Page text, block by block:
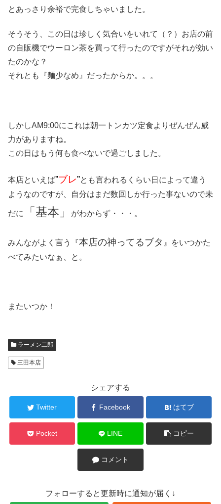
とあっさり余裕で完食しちゃいました。
そうそう、この日は珍しく気合いをいれて（？）お店の前
の自販機でウーロン茶を買って行ったのですがそれが効い
たのかな？
それとも『麺少なめ』だったからか。。。
しかしAM9:00にこれは朝一トンカツ定食よりぜんぜん威
力がありますね。
この日はもう何も食べないで過ごしました。
本店といえば”ブレ”とも言われるくらい日によって違う
ようなのですが、自分はまだ数回しか行った事ないので未
だに 「基本」 がわからず・・・。
みんながよく言う『本店の神ってるブタ 』をいつかた
べてみたいなぁ、と。
またいつか！
ラーメン二郎
三田本店
シェアする
Twitter Facebook はてブ
Pocket LINE コピー
コメント
フォローすると更新時に通知が届く↓